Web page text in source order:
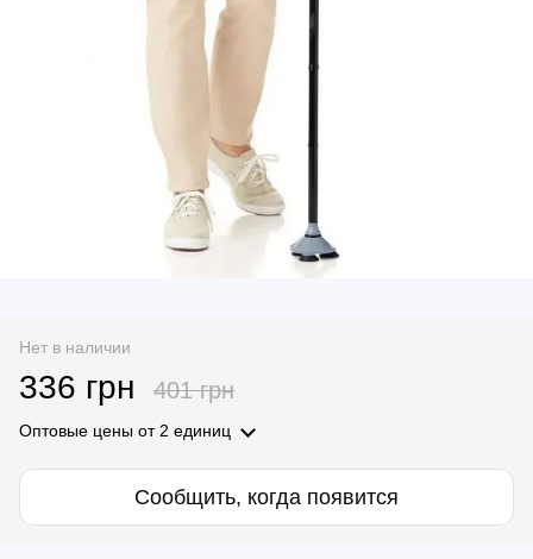
Нет в наличии
336 грн 401 грн
Оптовые цены от 2 единиц
Сообщить, когда появится